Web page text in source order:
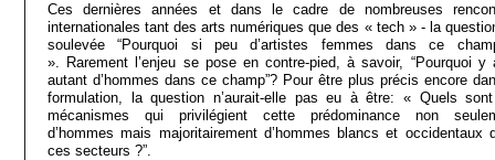
Ces dernières années et dans le cadre de nombreuses
internationales tant des arts numériques que des « tech » - la
soulevée “Pourquoi si peu d’artistes femmes dans ce
». Rarement l’enjeu se pose en contre-pied, à savoir, “Pourquoi y
autant d’hommes dans ce champ”? Pour être plus précis encore
formulation, la question n’aurait-elle pas eu à être: « Quels
mécanismes qui privilégient cette prédominance non
d’hommes mais majoritairement d’hommes blancs et occidentaux
ces secteurs ?”.